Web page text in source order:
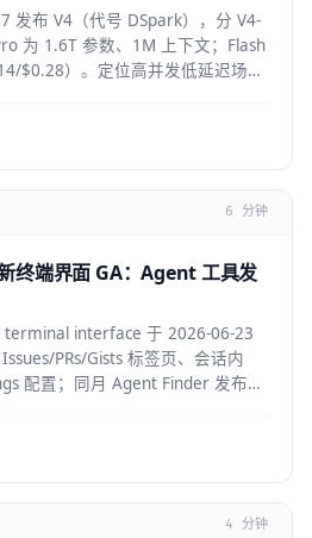
发布 V4（代号 DSpark），分 V4-
为 1.6T 参数、1M 上下文；Flash
$0.28）。定位高并发低延迟场
6 分钟
终端界面 GA：Agent 工具发
terminal interface 于 2026-06-23
PRs/Gists 标签页、会话内
配置；同月 Agent Finder 发布，
4 分钟